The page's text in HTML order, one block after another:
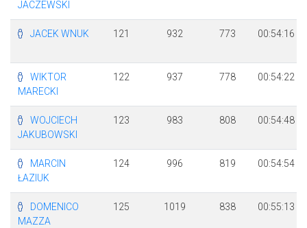
JACZEWSKI
JACEK WNUK 121 932 773 00:54:16
WIKTOR
MARECKI
122 937 778 00:54:22
WOJCIECH
JAKUBOWSKI
123 983 808 00:54:48
MARCIN
ŁAZIUK
124 996 819 00:54:54
DOMENICO
MAZZA
125 1019 838 00:55:13